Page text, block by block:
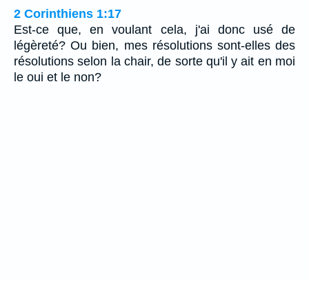
2 Corinthiens 1:17
Est-ce que, en voulant cela, j'ai donc usé de
légèreté? Ou bien, mes résolutions sont-elles des
résolutions selon la chair, de sorte qu'il y ait en moi
le oui et le non?